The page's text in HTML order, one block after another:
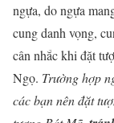
ngựa, do ngựa
cung danh vọng,
cân nhắc khi đặt
Ngọ. Trường hợp
các bạn nên đặt